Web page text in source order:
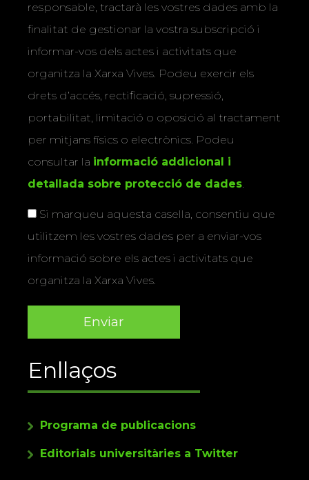
responsable, tractarà les vostres dades amb la
finalitat de gestionar la vostra subscripció i
informar-vos dels actes i activitats que
organitza la Xarxa Vives. Podeu exercir els
drets d’accés, rectificació, supressió,
portabilitat, limitació o oposició al tractament
per mitjans físics o electrònics. Podeu
consultar la informació addicional i
detallada sobre protecció de dades.
Si marqueu aquesta casella, consentiu que
utilitzem les vostres dades per a enviar-vos
informació sobre els actes i activitats que
organitza la Xarxa Vives.
Enllaços
Programa de publicacions
Editorials universitàries a Twitter